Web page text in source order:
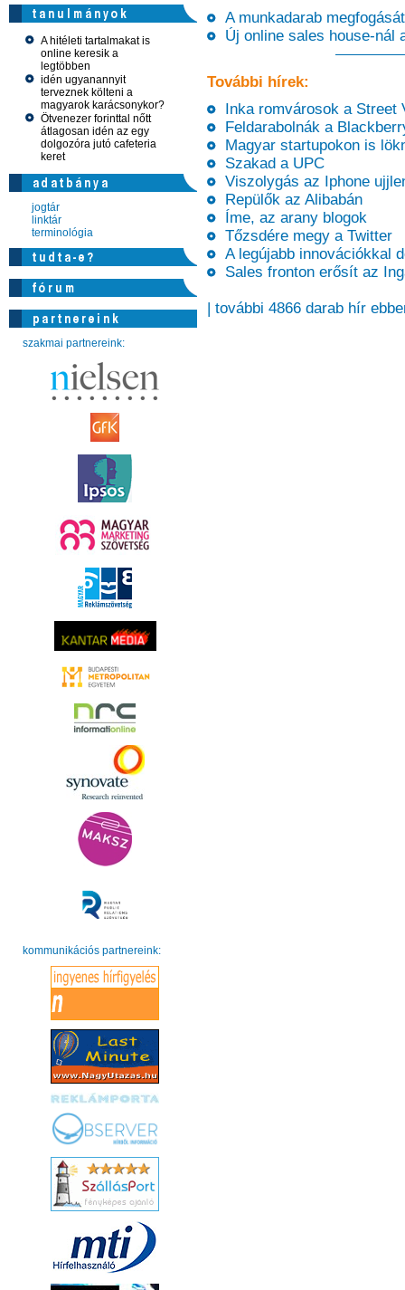
A hitéleti tartalmakat is
online keresik a
legtöbben
idén ugyanannyit
terveznek költeni a
magyarok karácsonykor?
Ötvenezer forinttal nőtt
átlagosan idén az egy
dolgozóra jutó cafeteria
keret
jogtár
linktár
terminológia
szakmai partnereink:
kommunikációs partnereink:
A munkadarab
Új online sales house-nál
További hírek:
Inka romvárosok a Street
Feldarabolnák a
Magyar startupokon is
Szakad a UPC
Viszolygás az Iphone
Repülők az Alibabán
Íme, az arany blogok
Tőzsdére megy a Twitter
A legújabb innovációkkal
Sales fronton erősít az
| további 4866 darab hír